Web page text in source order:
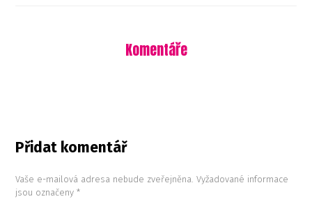
Komentáře
Přidat komentář
Vaše e-mailová adresa nebude zveřejněna. Vyžadované informace
jsou označeny*